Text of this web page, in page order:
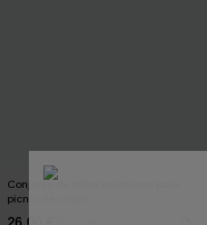
Conjunto de bikini patchwork para
picnic de verano